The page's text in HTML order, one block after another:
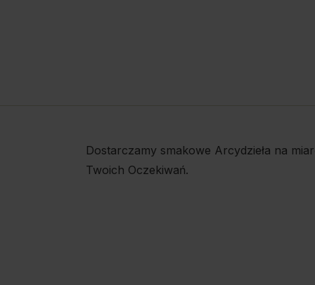
Dostarczamy smakowe Arcydzieła na
Twoich Oczekiwań.